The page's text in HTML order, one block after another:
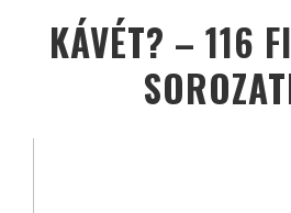
KÁVÉT? – 116